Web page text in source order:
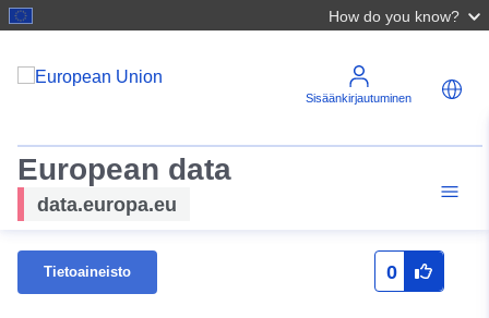
How do you know?
Sisäänkirjautuminen
European data
data.europa.eu
Tietoaineisto 0